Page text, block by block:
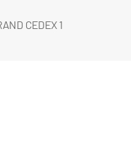
CEDEX 1